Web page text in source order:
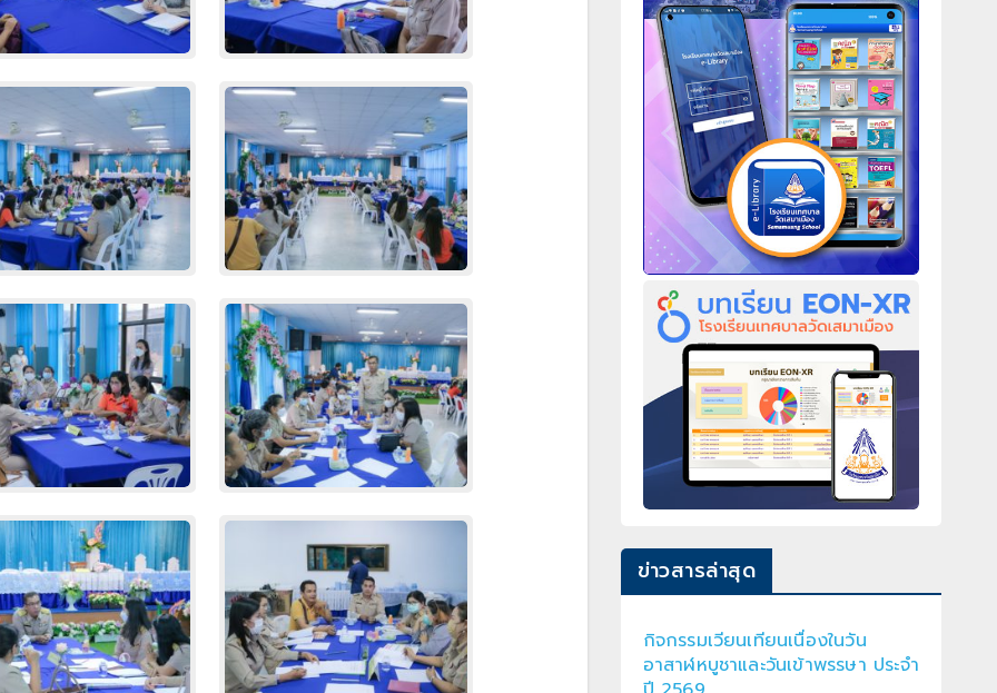
ข่าวสารล่าสุด
กิจกรรมเวียนเทียนเนื่องในวัน
อาสาฬหบูชาและวันเข้าพรรษา ประจำ